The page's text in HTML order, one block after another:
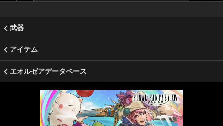
武器
アイテム
エオルゼアデータベース